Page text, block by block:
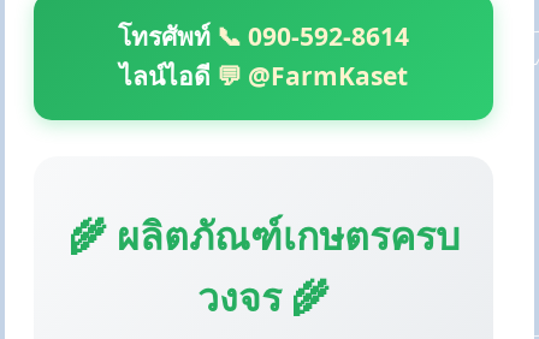
โทรศัพท์ 📞 090-592-8614
ไลน์ไอดี 💬 @FarmKaset
🌾 ผลิตภัณฑ์เกษตรครบ
วงจร 🌾